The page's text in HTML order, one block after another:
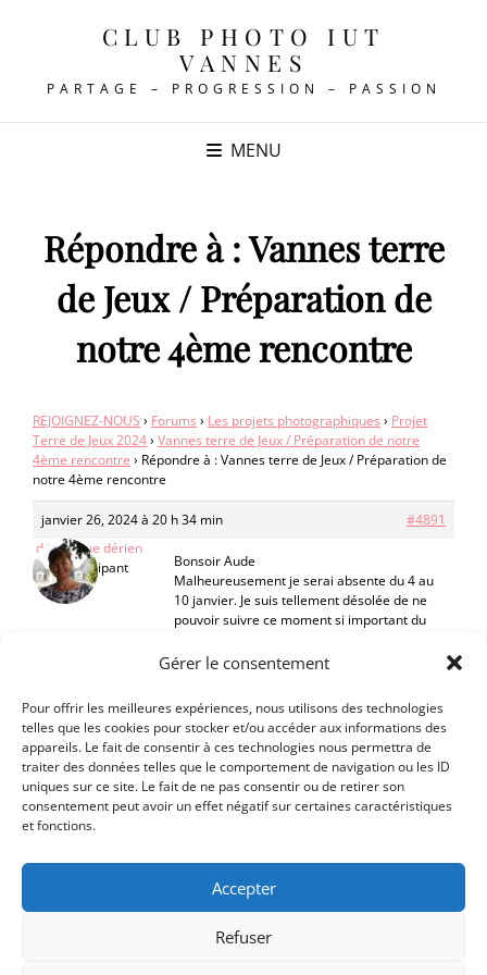
Gérer le consentement
Pour offrir les meilleures expériences, nous utilisons des technologies
telles que les cookies pour stocker et/ou accéder aux informations des
appareils. Le fait de consentir à ces technologies nous permettra de
traiter des données telles que le comportement de navigation ou les ID
uniques sur ce site. Le fait de ne pas consentir ou de retirer son
consentement peut avoir un effet négatif sur certaines caractéristiques
et fonctions.
Accepter
Refuser
CLUB PHOTO IUT
VANNES
PARTAGE – PROGRESSION – PASSION
MENU
Répondre à : Vannes terre
de Jeux / Préparation de
notre 4ème rencontre
REJOIGNEZ-NOUS › Forums › Les projets photographiques › Projet
Terre de Jeux 2024› Vannes terre de Jeux / Préparation de notre
4ème rencontre › Répondre à : Vannes terre de Jeux / Préparation de
notre 4ème rencontre
janvier 26, 2024 à 20 h 34 min
#4891
dominique dérien
Participant
Bonsoir Aude
Malheureusement je serai absente du 4 au
10 janvier. Je suis tellement désolée de ne
pouvoir suivre ce moment si important du
mes camarades de “jeux”.
Dominique